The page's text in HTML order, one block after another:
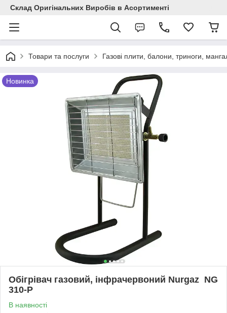
Склад Оригінальних Виробів в Асортименті
Товари та послуги Газові плити, балони, триноги,
Новинка
Обігрівач газовий, інфрачервоний Nurgaz NG
310-P
В наявності